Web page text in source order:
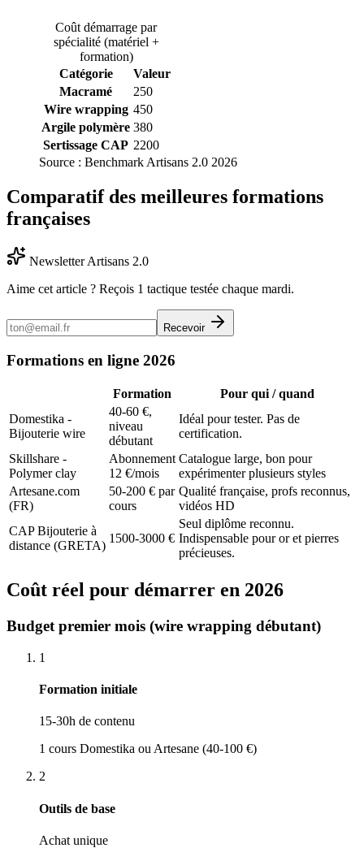
Coût démarrage par
spécialité (matériel +
formation)
Catégorie
Valeur
Macramé
250
Wire wrapping 450
Argile polymère 380
Sertissage CAP 2200
Source : Benchmark Artisans 2.0 2026
Comparatif des meilleures formations
françaises
Newsletter Artisans 2.0
Aime cet article ? Reçois 1 tactique testée chaque mardi.
Recevoir
Formations en ligne 2026
Formation
Pour qui / quand
Domestika -
Bijouterie wire
40-60 €,
niveau
débutant
Idéal pour tester. Pas de
certification.
Skillshare -
Polymer clay
Abonnement
12 €/mois
Catalogue large, bon pour
expérimenter plusieurs styles
Artesane.com
(FR)
50-200 € par
cours
Qualité française, profs reconnus,
vidéos HD
CAP Bijouterie à
distance (GRETA)
1500-3000 €
Seul diplôme reconnu.
Indispensable pour or et pierres
précieuses.
Coût réel pour démarrer en 2026
Budget premier mois (wire wrapping débutant)
1
Formation initiale
15-30h de contenu
1 cours Domestika ou Artesane (40-100 €)
2
Outils de base
Achat unique